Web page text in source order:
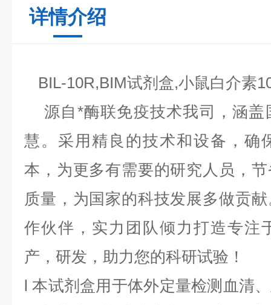
详情介绍
BIL-10R,BIM试剂盒,小鼠白介素
源自*酶联免疫技术我司，涵盖
慧。采用精良的技术和设备，确
本，为更多有需要的研究人员，
质量，为国家的科技发展多做贡
作伙伴，实力团队倾力打造专注
产，研发，助力您的科研试验！
l本试剂盒用于体外定量检测血清